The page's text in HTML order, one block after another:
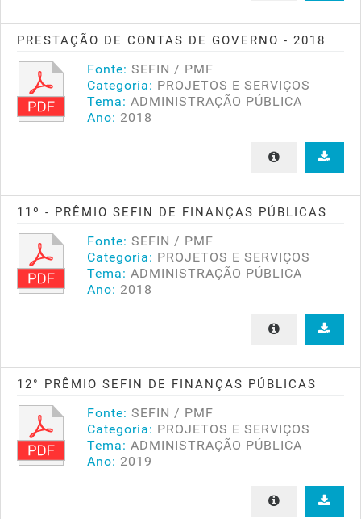
PRESTAÇÃO DE CONTAS DE GOVERNO - 2018
Fonte: SEFIN / PMF
Categoria: PROJETOS E SERVIÇOS
Tema: ADMINISTRAÇÃO PÚBLICA
Ano: 2018
11º - PRÊMIO SEFIN DE FINANÇAS PÚBLICAS
Fonte: SEFIN / PMF
Categoria: PROJETOS E SERVIÇOS
Tema: ADMINISTRAÇÃO PÚBLICA
Ano: 2018
12° PRÊMIO SEFIN DE FINANÇAS PÚBLICAS
Fonte: SEFIN / PMF
Categoria: PROJETOS E SERVIÇOS
Tema: ADMINISTRAÇÃO PÚBLICA
Ano: 2019